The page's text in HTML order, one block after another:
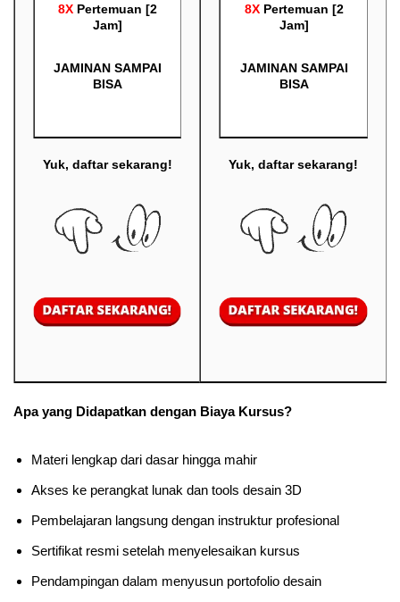
8X Pertemuan [2
Jam]
JAMINAN SAMPAI
BISA
Yuk, daftar sekarang!
8X Pertemuan [2
Jam]
JAMINAN SAMPAI
BISA
Yuk, daftar sekarang!
Apa yang Didapatkan dengan Biaya Kursus?
Materi lengkap dari dasar hingga mahir
Akses ke perangkat lunak dan tools desain 3D
Pembelajaran langsung dengan instruktur profesional
Sertifikat resmi setelah menyelesaikan kursus
Pendampingan dalam menyusun portofolio desain